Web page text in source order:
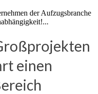
der Aufzugsbranche
einen